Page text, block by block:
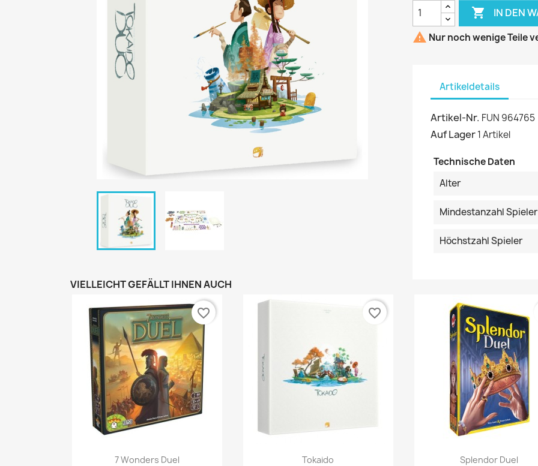
 IN DEN
 Nur noch wenige Teile
Artikeldetails
Artikel-Nr. FUN 964765
Auf Lager1 Artikel
Technische Daten
Alter
Mindestanzahl Spieler
Höchstzahl Spieler
VIELLEICHT GEFÄLLT IHNEN AUCH
Vorschau
7 Wonders Duel
favorite_border
Vorschau
Tokaido
favorite_border
Vorschau
Splendor Duel